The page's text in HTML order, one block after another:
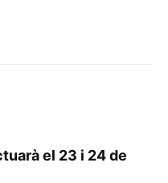
el 23 i 24 de